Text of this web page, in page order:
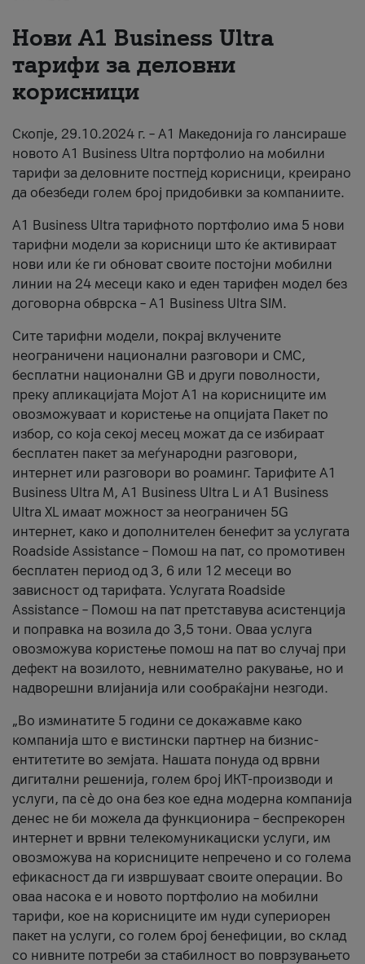
За нас
#ПодобарОнлајн
Нови А1 Business Ultra
тарифи за деловни
корисници
Скопје, 29.10.2024 г. – А1 Македонија го лансираше
новото А1 Business Ultra портфолио на мобилни
тарифи за деловните постпејд корисници, креирано
да обезбеди голем број придобивки за компаниите.
A1 Business Ultra тарифното портфолио има 5 нови
тарифни модели за корисници што ќе активираат
нови или ќе ги обноват своите постојни мобилни
линии на 24 месеци како и еден тарифен модел без
договорна обврска – A1 Business Ultra SIM.
Сите тарифни модели, покрај вклучените
неограничени национални разговори и СМС,
бесплатни национални GB и други поволности,
преку апликацијата Мојот А1 на корисниците им
овозможуваат и користење на опцијата Пакет по
избор, со која секој месец можат да се избираат
бесплатен пакет за меѓународни разговори,
интернет или разговори во роаминг. Тарифите A1
Business Ultra M, A1 Business Ultra L и A1 Business
Ultra XL имаат можност за неограничен 5G
интернет, како и дополнителен бенефит за услугата
Roadside Assistance – Помош на пат, со промотивен
бесплатен период од 3, 6 или 12 месеци во
зависност од тарифата. Услугата Roadside
Assistance – Помош на пат претставува асистенција
и поправка на возила до 3,5 тони. Оваа услуга
овозможува користење помош на пат во случај при
дефект на возилото, невнимателно ракување, но и
надворешни влијанија или сообраќајни незгоди.
„Во изминатите 5 години се докажавме како
компанија што е вистински партнер на бизнис-
ентитетите во земјата. Нашата понуда од врвни
дигитални решенија, голем број ИКТ-производи и
услуги, па сè до она без кое една модерна компанија
денес не би можела да функционира – беспрекорен
интернет и врвни телекомуникациски услуги, им
овозможува на корисниците непречено и со голема
ефикасност да ги извршуваат своите операции. Во
оваа насока е и новото портфолио на мобилни
тарифи, кое на корисниците им нуди супериорен
пакет на услуги, со голем број бенефиции, во склад
со нивните потреби за стабилност во поврзувањето